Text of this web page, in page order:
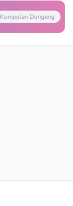
Kumpulan Dongeng